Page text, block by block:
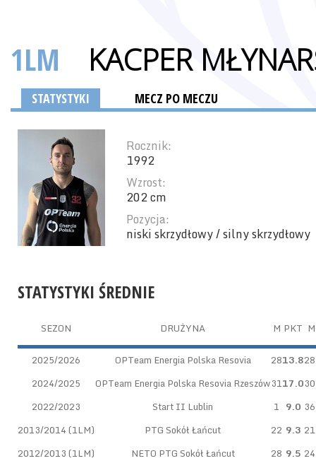
1LM KACPER
STATYSTYKI MECZ PO MECZU
Rocznik:
1992
Wzrost:
202 cm
Pozycja:
niski skrzydłowy / silny skrzydłowy
STATYSTYKI ŚREDNIE
SEZON DRUŻYNA M PKT
2025/2026 OPTeam Energia Polska Resovia 2813.8
2024/2025
OPTeam Energia Polska Resovia Rzeszów3117.0
2022/2023
Start II Lublin 1 9.0
2013/2014 (1LM)
PTG Sokół Łańcut 22 9.3
2012/2013 (1LM)
NETO PTG Sokół Łańcut 28 9.5